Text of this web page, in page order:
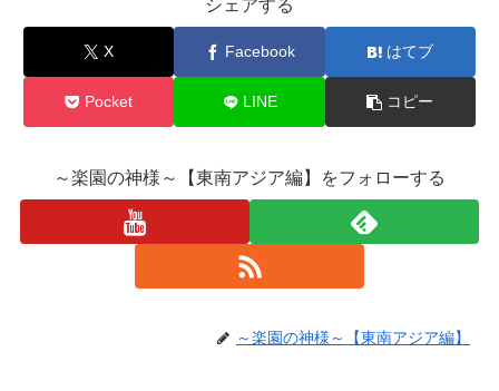
シェアする
X Facebook はてブ
Pocket LINE コピー
～楽園の神様～【東南アジア編】をフォローする
～楽園の神様～【東南アジア編】